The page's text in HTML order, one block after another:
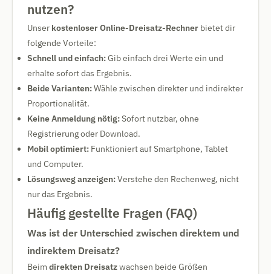
nutzen?
Unser kostenloser Online-Dreisatz-Rechner bietet dir
folgende Vorteile:
Schnell und einfach:Gib einfach drei Werte ein und
erhalte sofort das Ergebnis.
Beide Varianten:Wähle zwischen direkter und indirekter
Proportionalität.
Keine Anmeldung nötig:Sofort nutzbar, ohne
Registrierung oder Download.
Mobil optimiert: Funktioniert auf Smartphone, Tablet
und Computer.
Lösungsweg anzeigen:Verstehe den Rechenweg, nicht
nur das Ergebnis.
Häufig gestellte Fragen (FAQ)
Was ist der Unterschied zwischen direktem und
indirektem Dreisatz?
Beim direkten Dreisatzwachsen beide Größen